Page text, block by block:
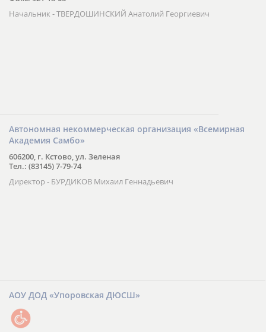
Начальник - ТВЕРДОШИНСКИЙ Анатолий Георгиевич
Автономная некоммерческая организация «Всемирная
Академия Самбо»
606200, г. Кстово, ул. Зеленая
Тел.: (83145) 7-79-74
Директор - БУРДИКОВ Михаил Геннадьевич
АОУ ДОД «Упоровская ДЮСШ»